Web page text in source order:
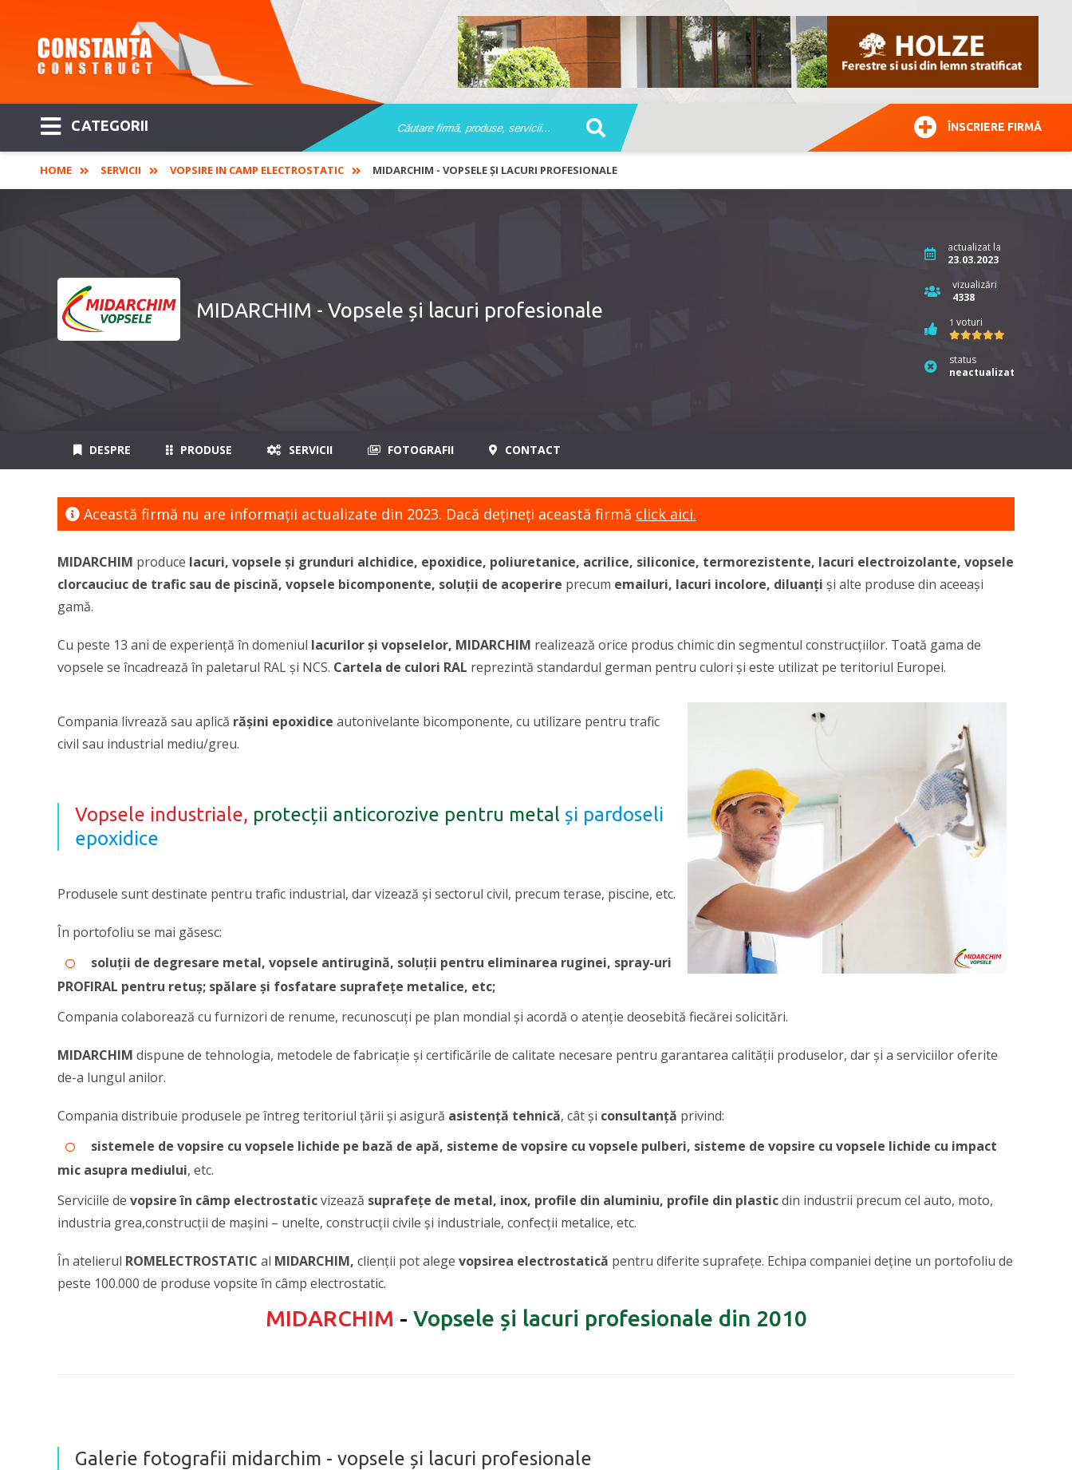
CATEGORII ÎNSCRIERE FIRMĂ
HOME SERVICII VOPSIRE IN CAMP ELECTROSTATIC MIDARCHIM - VOPSELE ȘI LACURI PROFESIONALE
MIDARCHIM - Vopsele și lacuri profesionale
actualizat la
23.03.2023
vizualizări
4338
1 voturi
status
neactualizat
DESPRE PRODUSE SERVICII FOTOGRAFII CONTACT
Această firmă nu are informaţii actualizate din 2023. Dacă dețineți această firmă click aici.
MIDARCHIM produce lacuri, vopsele și grunduri alchidice, epoxidice, poliuretanice, acrilice, siliconice, termorezistente, lacuri electroizolante, vopsele
clorcauciuc de trafic sau de piscină, vopsele bicomponente, soluții de acoperire precum emailuri, lacuri incolore, diluanți și alte produse din aceeași
gamă.
Cu peste 13 ani de experiență în domeniul lacurilor și vopselelor, MIDARCHIM realizează orice produs chimic din segmentul construcțiilor. Toată gama de
vopsele se încadrează în paletarul RAL și NCS. Cartela de culori RAL reprezintă standardul german pentru culori și este utilizat pe teritoriul Europei.
Compania livrează sau aplică rășini epoxidice autonivelante bicomponente, cu utilizare pentru trafic
civil sau industrial mediu/greu.
Vopsele industriale, protecții anticorozive pentru metal și pardoseli
epoxidice
Produsele sunt destinate pentru trafic industrial, dar vizează și sectorul civil, precum terase, piscine, etc.
În portofoliu se mai găsesc:
soluții de degresare metal, vopsele antirugină, soluții pentru eliminarea ruginei, spray-uri
PROFIRAL pentru retuș; spălare și fosfatare suprafețe metalice, etc;
Compania colaborează cu furnizori de renume, recunoscuți pe plan mondial și acordă o atenție deosebită fiecărei solicitări.
MIDARCHIM dispune de tehnologia, metodele de fabricație și certificările de calitate necesare pentru garantarea calității produselor, dar și a serviciilor oferite
de-a lungul anilor.
Compania distribuie produsele pe întreg teritoriul țării și asigură asistență tehnică, cât și consultanță privind:
sistemele de vopsire cu vopsele lichide pe bază de apă, sisteme de vopsire cu vopsele pulberi, sisteme de vopsire cu vopsele lichide cu impact
mic asupra mediului, etc.
Serviciile de vopsire în câmp electrostaticvizează suprafețe de metal, inox, profile din aluminiu, profile din plasticdin industrii precum cel auto, moto,
industria grea,construcții de mașini – unelte, construcții civile și industriale, confecții metalice, etc.
În atelierul ROMELECTROSTATIC al MIDARCHIM, clienții pot alege vopsirea electrostatică pentru diferite suprafețe. Echipa companiei deține un portofoliu de
peste 100.000 de produse vopsite în câmp electrostatic.
MIDARCHIM - Vopsele și lacuri profesionale din 2010
Galerie fotografii midarchim - vopsele și lacuri profesionale